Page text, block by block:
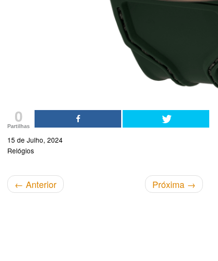
0
Partilhas
15 de Julho, 2024
Relógios
← Anterior Próxima →